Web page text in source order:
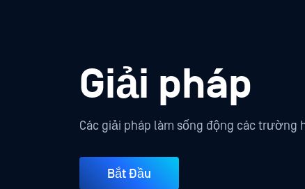
Giải pháp
Các giải pháp làm sống động các trường
Bắt Đầu